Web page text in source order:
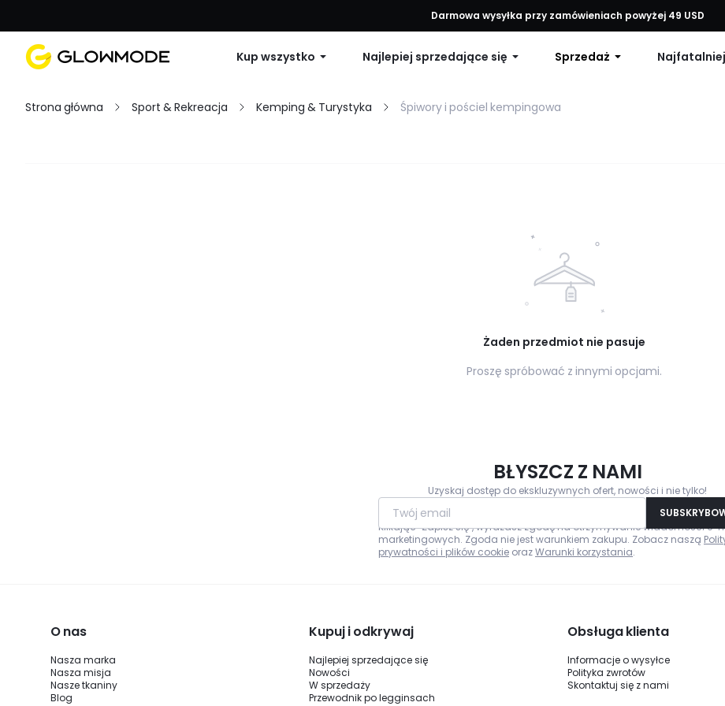
Pierwsze zamówienie: 10% zniżki na każde zamówienie, 12% zniżki na zamówienia powyżej 79 USD lub 15% zniżki
Darmowa wysyłka przy zamówieniach powyżej 49 USD
Kup wszystko Najlepiej sprzedające się Sprzedaż
Strona główna Sport & Rekreacja Kemping & Turystyka Śpiwory i pościel kempingowa
Żaden przedmiot nie pasuje
Proszę spróbować z innymi opcjami.
BŁYSZCZ Z NAMI
Uzyskaj dostęp do ekskluzywnych ofert, nowości i nie tylko!
Twój email
Klikając "Zapisz się", wyrażasz zgodę na otrzymywanie wiadomości e-
marketingowych. Zgoda nie jest warunkiem zakupu. Zobacz naszą
prywatności i plików cookie oraz Warunki korzystania.
O nas
Nasza marka
Nasza misja
Nasze tkaniny
Blog
Kupuj i odkrywaj
Najlepiej sprzedające się
Nowości
W sprzedaży
Przewodnik po legginsach
Obsługa klienta
Informacje o wysyłce
Polityka zwrotów
Skontaktuj się z nami